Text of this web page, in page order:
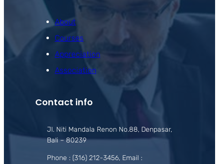
About
Courses
Appreciation
Association
Contact info
Jl. Niti Mandala Renon No.88, Denpasar,
Bali – 80239
Phone : (316) 212-3456, Email :